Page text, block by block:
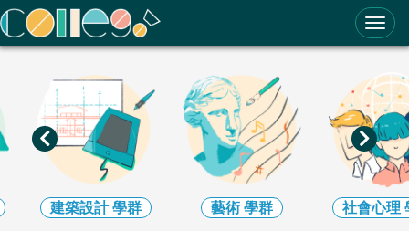
ColleGo! 大學選才與高中育才輔助系統
建築設計學群 藝術 學群 社會心理